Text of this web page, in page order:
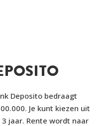
Deposito bedraagt
Je kunt kiezen uit
jaar. Rente wordt naar